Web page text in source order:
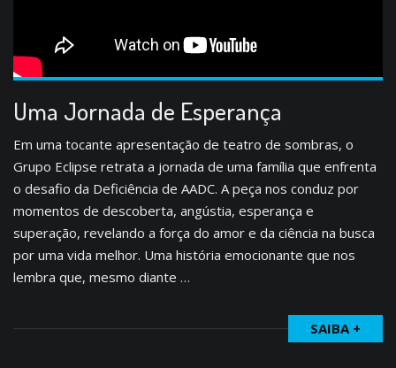
Uma Jornada de Esperança
Em uma tocante apresentação de teatro de sombras, o
Grupo Eclipse retrata a jornada de uma família que enfrenta
o desafio da Deficiência de AADC. A peça nos conduz por
momentos de descoberta, angústia, esperança e
superação, revelando a força do amor e da ciência na busca
por uma vida melhor. Uma história emocionante que nos
lembra que, mesmo diante …
SAIBA +